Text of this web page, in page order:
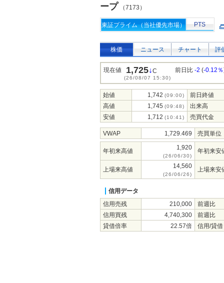
ープ （7173）
東証プライム（当社優先市場） PTS
株価 ニュース チャート 評
現在値 1,725↓C
(26/08/07 15:30)
前日比 -2 (-0.12％
始値 1,742 (09:00)
前日終値
高値
1,745 (09:48)
出来高
安値
1,712 (10:41) 売買代金
VWAP 1,729.469 売買単位
年初来高値 1,920
(26/06/30)
年初来安
上場来高値 14,560
(26/06/26)
上場来安
信用データ
信用売残
210,000
前週比
信用買残
4,740,300
前週比
貸借倍率
22.57倍 信用/貸借